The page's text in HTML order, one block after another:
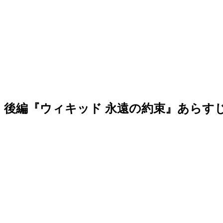
後編『ウィキッド 永遠の約束』あらす